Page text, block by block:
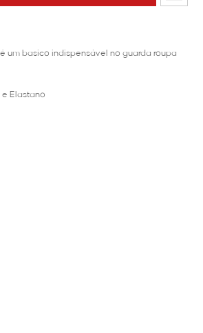
um basico indispensável no guarda roupa
Elastano